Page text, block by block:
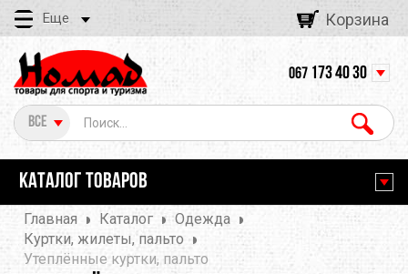
Еще Корзина
Все
067 173 40 30
КАТАЛОГ ТОВАРОВ
Главная Каталог
Одежда
Куртки, жилеты, пальто
Утеплённые куртки, пальто